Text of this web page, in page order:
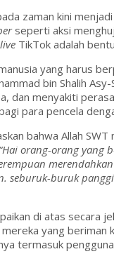
zaman kini
seperti aksi
TikTok adalah
yang harus
bin Shalih
menyakiti
para pencela
bahwa Allah
“Hai orang-orang yang
buruk
di atas
yang
termasuk